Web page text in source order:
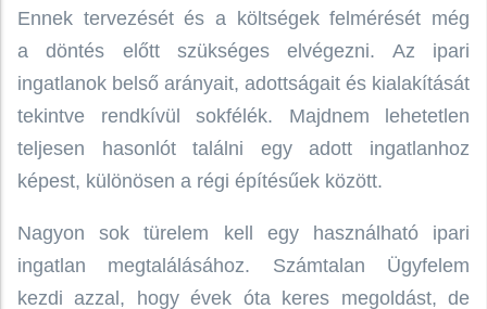
Ennek tervezését és a költségek felmérését még
a döntés előtt szükséges elvégezni. Az ipari
ingatlanok belső arányait, adottságait és kialakítását
tekintve rendkívül sokfélék. Majdnem lehetetlen
teljesen hasonlót találni egy adott ingatlanhoz
képest, különösen a régi építésűek között.
Nagyon sok türelem kell egy használható ipari
ingatlan megtalálásához. Számtalan Ügyfelem
kezdi azzal, hogy évek óta keres megoldást, de